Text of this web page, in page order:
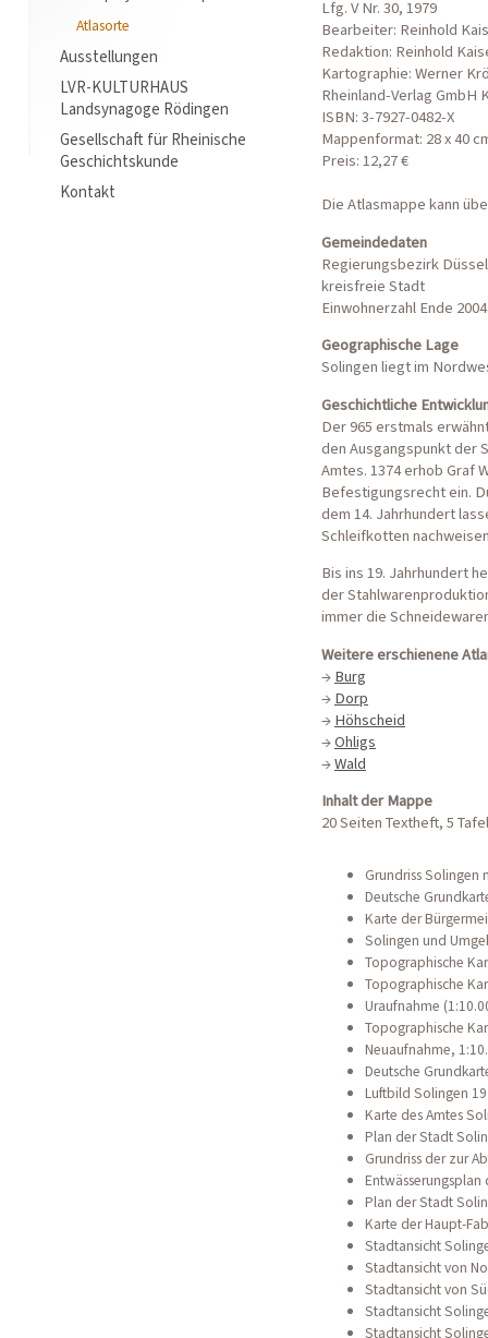
Atlasorte
Ausstellungen
LVR-KULTURHAUS
Landsynagoge Rödingen
Gesellschaft für Rheinische
Geschichtskunde
Kontakt
Lfg. V Nr. 30, 1979
Bearbeiter: Reinhold
Redaktion: Reinhold
Kartographie: Werner
Rheinland-Verlag GmbH
ISBN: 3-7927-0482-X
Mappenformat: 28 x 40
Preis: 12,27 €
Die Atlasmappe kann
Gemeindedaten
Regierungsbezirk
kreisfreie Stadt
Einwohnerzahl Ende
Geographische Lage
Solingen liegt im
Geschichtliche
Der 965 erstmals
den Ausgangspunkt der
Amtes. 1374 erhob Graf
Befestigungsrecht ein.
dem 14. Jahrhundert
Schleifkotten
Bis ins 19. Jahrhundert
der
immer die
Weitere erschienene
→ Burg
→ Dorp
→ Höhscheid
→Ohligs
→Wald
Inhalt der Mappe
20 Seiten Textheft, 5
Grundriss Solingen
Deutsche
Karte der
Solingen und
Topographische
Topographische
Uraufnahme
Topographische
Neuaufnahme,
Deutsche
Luftbild Solingen
Karte des Amtes
Plan der Stadt
Grundriss der zur
Plan der Stadt
Karte der Haupt-
Stadtansicht
Stadtansicht von
Stadtansicht von
Stadtansicht
Stadtansicht